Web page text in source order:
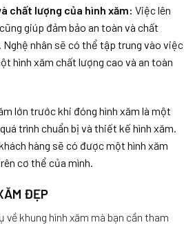
chất lượng của hình xăm: Việc lên
giúp đảm bảo an toàn và chất
Nghệ nhân sẽ có thể tập trung vào việc
hình xăm chất lượng cao và an toàn
lớn trước khi đóng hình xăm là một
trình chuẩn bị và thiết kế hình xăm.
hàng sẽ có được một hình xăm
cơ thể của mình.
ĐẸP
về khung hình xăm mà bạn cần tham